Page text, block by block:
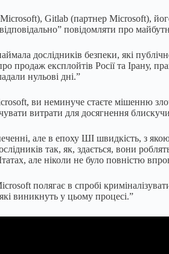
Gitlab (партнер Microsoft),
повідомляти про
дослідників безпеки, які
продаж експлойтів Росії та
нульові дні.”
ви неминуче стаєте мішенню
витрати для досягнення
але в епоху ШІ швидкість, з
так, як, здається, вони
але ніколи не було повністю
полягає в спробі
виникнуть у цьому процесі.”